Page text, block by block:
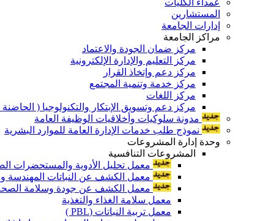
المستشارين
إدارات الجامعة
مراكز الجامعة
مركز ضمان الجودة والاعتماد
مركز التعليم والإدارة الإلكترونية
مركز دعم وإتخاذ القرار
مركز خدمة وتنمية المجتمع
مركز اللغات
مركز دعم وتسويق الإبتكار والتكنولوجيا ( الحاضنة
مدونة سلوكيات وأخلاقيات الوظيفة العامة
نموذج طلب خدمات الإدارة العامة للموارد البشرية
وحدة إدارة المشروعات
المشروعات التنافسية
معمل تحليل الأدوية والمستحضرات
معمل الكشف عن النباتات المهندسة
معمل الكشف عن جودة وسلامة الصحة
معمل سلامة الغذاء والتغذية
معمل تربية النباتات (PBL )